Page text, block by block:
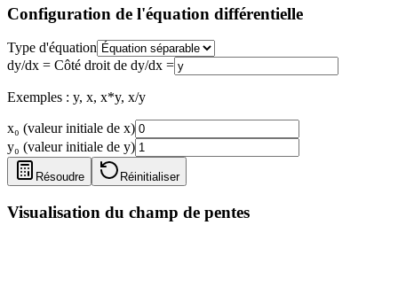
Configuration de l'équation différentielle
Type d'équation
dy/dx = Côté droit de dy/dx =
Exemples : y, x, x*y, x/y
x₀ (valeur initiale de x)
y₀ (valeur initiale de y)
Résoudre Réinitialiser
Visualisation du champ de pentes